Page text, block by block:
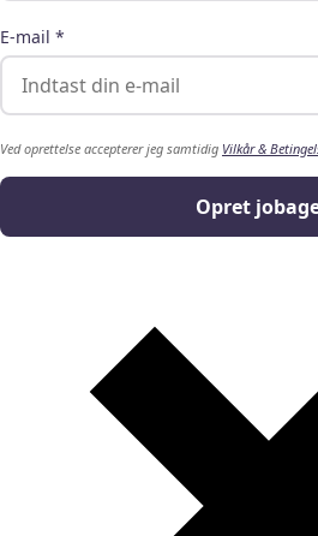
E-mail *
Ved oprettelse accepterer jeg samtidig Vilkår &
Opret